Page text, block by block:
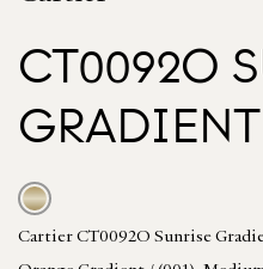
CT0092O
Cartier CT0092O Sunrise